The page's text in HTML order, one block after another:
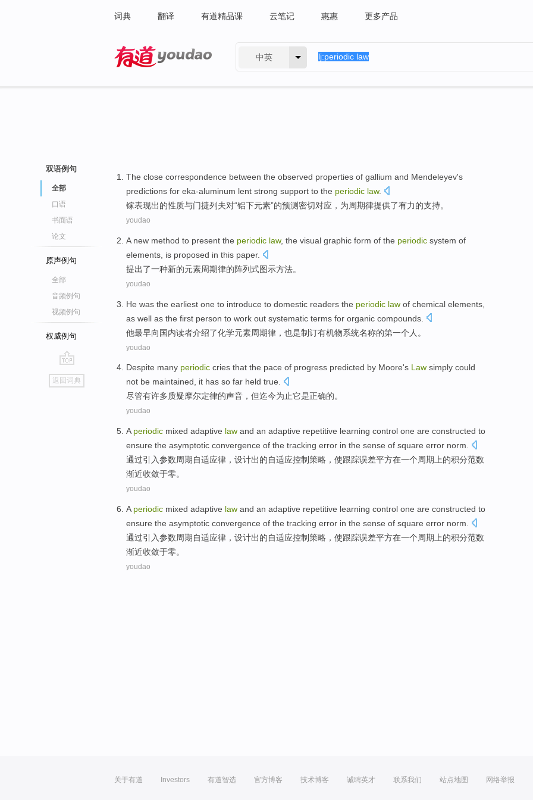
词典 翻译 有道精品课 云笔记 惠惠 更多产品
中英
双语例句
全部
口语
书面语
论文
原声例句
全部
音频例句
视频例句
权威例句
go
top
返回词典
The close correspondence between the observed properties of gallium and Mendeleyev's
predictions for eka-aluminum lent strong support to the periodic law.
镓表现出的性质与门捷列夫对“铝下元素”的预测 密切对应 ，为周期律提供了有力的支持。
youdao
A new method to present the periodic law, the visual graphic form of the periodic system of
elements , is proposed in this paper.
提出了一种新的元素周期律的阵列式图示方法。
youdao
He was the earliest one to introduce to domestic readers the periodic law of chemical elements
as well as the first person to work out systematic terms for organic compounds
他最早向国内读者介绍了化学元素周期律 ， 也是制订有机物系统名称的第一个 人 。
youdao
Despite many periodic cries that the pace of progress predicted by Moore's Law simply could
not be maintained, it has so far held true.
尽管有许多质疑摩尔定律的声音，但迄今为止它是正确的。
youdao
A periodic mixed adaptive law and an adaptive repetitive learning control one are constructed to
ensure the asymptotic convergence of the tracking error in the sense of square error norm.
通过引入参数周期自适应律 ，设计出的自适应控制策略， 使跟踪误差平方在一个周期上的积分范数
渐近收敛于零。
youdao
A periodic mixed adaptive law and an adaptive repetitive learning control one are constructed to
ensure the asymptotic convergence of the tracking error in the sense of square error norm.
通过引入参数周期自适应律 ，设计出的自适应控制策略， 使跟踪误差平方在一个周期上的积分范数
渐近收敛于零。
youdao
关于有道 Investors 有道智选 官方博客 技术博客 诚聘英才 联系我们 站点地图 网络举报